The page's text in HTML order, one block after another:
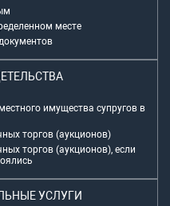
месте
имущества супругов в
торгов (аукционов)
торгов (аукционов), если
УСЛУГИ